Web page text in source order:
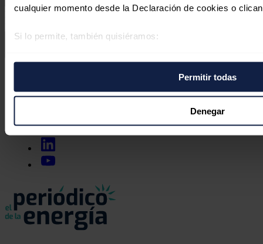
cualquier momento desde la Declaración de cookies o
Si lo permite, también quisiéramos:
Identificar su dispositivo analizándolo activamente
específicas (huellas digitales)
Obtenga más información sobre cómo se procesan sus
preferencias en lasección de datos. Puede cambiar o
momento en la Declaración de cookies.
Las cookies de este sitio web se usan para personalizar el
uso que haga del sitio web con nuestros partners de redes
quienes pueden combinarla con otra información que les
recopilado a partir del uso que haya hecho de sus servicios.
Permitir todas
Denegar
Este sitio web está protegido por reCAPTCHA y la Política de